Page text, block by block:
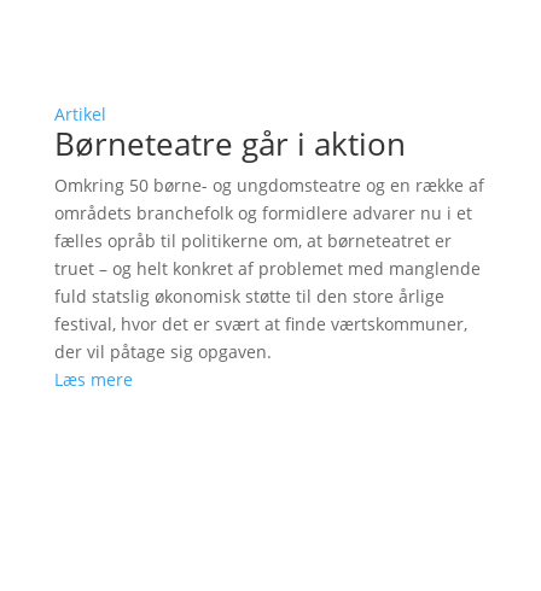
Artikel
Børneteatre går i aktion
Omkring 50 børne- og ungdomsteatre og en række af
områdets branchefolk og formidlere advarer nu i et
fælles opråb til politikerne om, at børneteatret er
truet – og helt konkret af problemet med manglende
fuld statslig økonomisk støtte til den store årlige
festival, hvor det er svært at finde værtskommuner,
der vil påtage sig opgaven.
Læs mere